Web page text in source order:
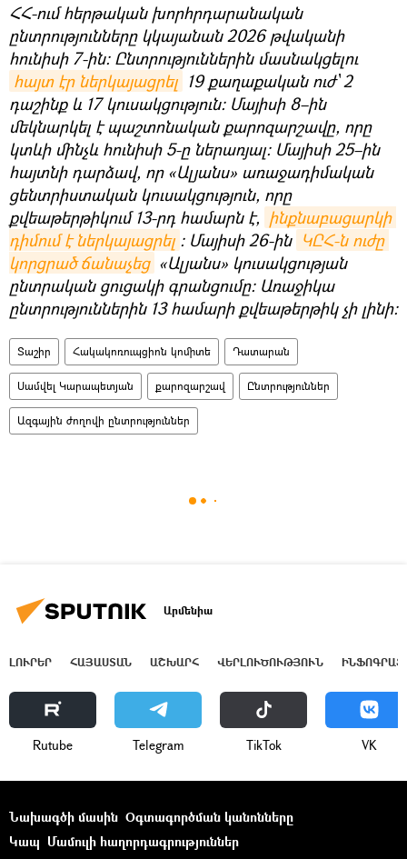
ՀՀ-ում հերթական խորհրդարանական
ընտրությունները կկայանան 2026 թվականի
հունիսի 7-ին։ Ընտրություններին մասնակցելու
հայտ էր ներկայացրել 19 քաղաքական ուժ՝ 2
դաշինք և 17 կուսակցություն։ Մայիսի 8–ին
մեկնարկել է պաշտոնական քարոզարշավը, որը
կտևի մինչև հունիսի 5-ը ներառյալ։ Մայիսի 25–ին
հայտնի դարձավ, որ «Ալյանս» առաջադիմական
ցենտրիստական կուսակցություն, որը
քվեաթերթիկում 13-րդ համարն է, ինքնաբացարկի
դիմում է ներկայացրել ։ Մայիսի 26-ին ԿԸՀ-ն ուժը
կորցրած ճանաչեց «Ալյանս» կուսակցության
ընտրական ցուցակի գրանցումը։ Առաջիկա
ընտրություններին 13 համարի քվեաթերթիկ չի լինի։
Տաշիր Հակակոռուպցիոն կոմիտե Դատարան
Սամվել Կարապետյան քարոզարշավ Ընտրություններ
Ազգային ժողովի ընտրություններ
Արմենիա
ԼՈՒՐԵՐ ՀԱՅԱՍՏԱՆ ԱՇԽԱՐՀ ՎԵՐԼՈՒԾՈՒԹՅՈՒՆ
Rutube Telegram ТikТоk VK
Նախագծի մասին Օգտագործման կանոնները
Կապ Մամուլի հաղորդագրություններ